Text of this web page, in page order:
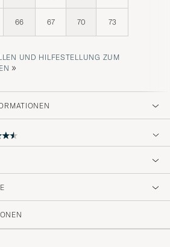
66 67 70 73
UND HILFESTELLUNG ZUM R
»